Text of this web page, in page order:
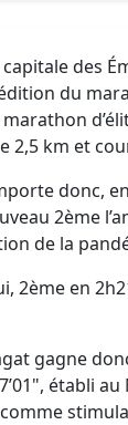
des
du
2,5 km et
donc,
2ème
de la
2ème en
gagne
établi